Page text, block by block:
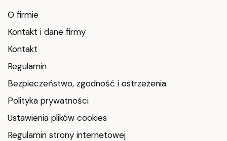
O firmie
Kontakt i dane firmy
Kontakt
Regulamin
Bezpieczeństwo, zgodność i ostrzeżenia
Polityka prywatności
Ustawienia plików cookies
Regulamin strony internetowej